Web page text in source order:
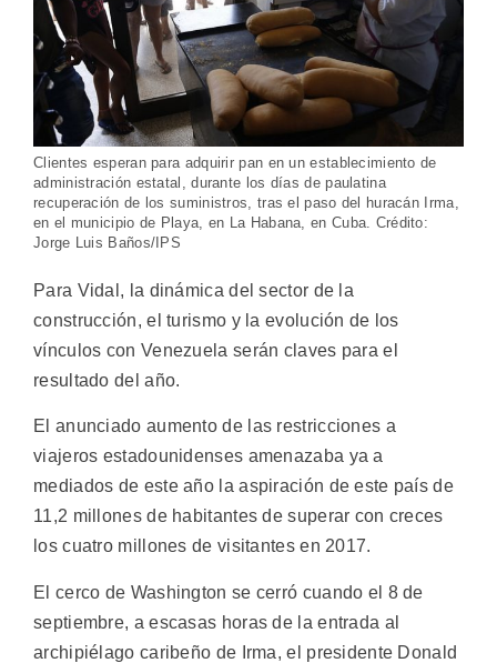
Clientes esperan para adquirir pan en un establecimiento de
administración estatal, durante los días de paulatina
recuperación de los suministros, tras el paso del huracán Irma,
en el municipio de Playa, en La Habana, en Cuba. Crédito:
Jorge Luis Baños/IPS
Para Vidal, la dinámica del sector de la
construcción, el turismo y la evolución de los
vínculos con Venezuela serán claves para el
resultado del año.
El anunciado aumento de las restricciones a
viajeros estadounidenses amenazaba ya a
mediados de este año la aspiración de este país de
11,2 millones de habitantes de superar con creces
los cuatro millones de visitantes en 2017.
El cerco de Washington se cerró cuando el 8 de
septiembre, a escasas horas de la entrada al
archipiélago caribeño de Irma, el presidente Donald